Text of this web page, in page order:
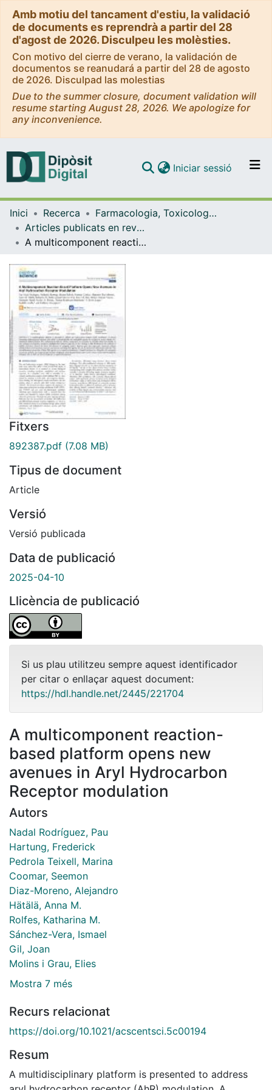
Amb motiu del tancament d'estiu, la validació
de documents es reprendrà a partir del 28
d'agost de 2026. Disculpeu les molèsties.
Con motivo del cierre de verano, la validación de
documentos se reanudará a partir del 28 de agosto
de 2026. Disculpad las molestias
Due to the summer closure, document validation will
resume starting August 28, 2026. We apologize for
any inconvenience.
Navega per tot el DD
Com publicar
Iniciar sessió (current)
Inici Recerca
Farmacologia, Toxicologia i Química Terapèutica
Articles publicats en revistes (Farmacologia, Toxicologia i Química Terapèutica)
A multicomponent reaction-based platform opens new avenues in Aryl Hydrocarbon Receptor modulation
Fitxers
892387.pdf (7.08 MB)
Tipus de document
Article
Versió
Versió publicada
Data de publicació
2025-04-10
Llicència de publicació
Si us plau utilitzeu sempre aquest identificador
per citar o enllaçar aquest document:
https://hdl.handle.net/2445/221704
A multicomponent reaction-
based platform opens new
avenues in Aryl Hydrocarbon
Receptor modulation
Autors
Nadal Rodríguez, Pau
Hartung, Frederick
Pedrola Teixell, Marina
Coomar, Seemon
Diaz-Moreno, Alejandro
Hätälä, Anna M.
Rolfes, Katharina M.
Sánchez-Vera, Ismael
Gil, Joan
Molins i Grau, Elies
Mostra 7 més
Recurs relacionat
https://doi.org/10.1021/acscentsci.5c00194
Resum
A multidisciplinary platform is presented to address